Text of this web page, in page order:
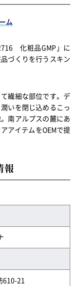
ム
化粧品GMP」に
づくりを行うスキン
繊細な部位です。デ
いを閉じ込めるこっ
南アルプスの麓にあ
アイテムをOEMで提
報
610-21